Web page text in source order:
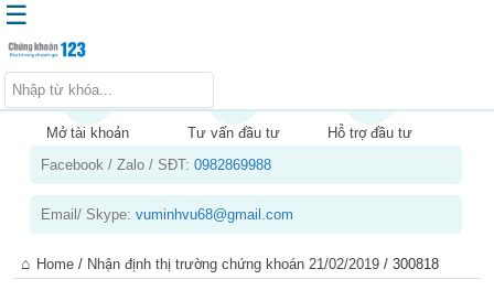
Trang chủ
Kiến thức chứng khoán
Kinh nghiệm đầu tư
Sản phẩm – dịch vụ
Chứng khoán phái sinh
☰
Mở tài khoản Tư vấn đầu tư
Hỗ trợ đầu tư
Facebook / Zalo / SĐT:0982869988
Email/ Skype:vuminhvu68@gmail.com
Home / Nhận định thị trường chứng khoán 21/02/2019 /300818